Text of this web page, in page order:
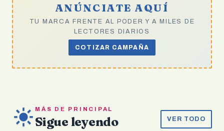
ANÚNCIATE AQUÍ
TU MARCA FRENTE AL PODER Y A MILES DE
LECTORES DIARIOS
COTIZAR CAMPAÑA
MÁS DE PRINCIPAL
Sigue leyendo VER TODO